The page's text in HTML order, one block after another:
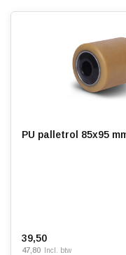
PU palletrol 85x95
39,50
47,80 Incl. btw